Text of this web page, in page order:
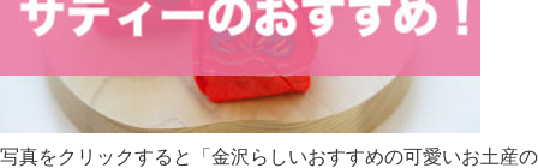
写真をクリックすると「金沢らしいおすすめの可愛いお土産の